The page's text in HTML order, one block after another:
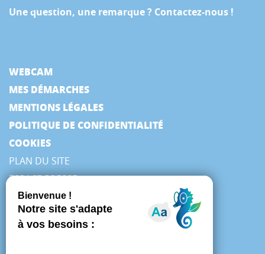
Une question, une remarque ? Contactez-nous !
WEBCAM
MES DÉMARCHES
MENTIONS LÉGALES
POLITIQUE DE CONFIDENTIALITÉ
COOKIES
PLAN DU SITE
ESPACE PRESSE